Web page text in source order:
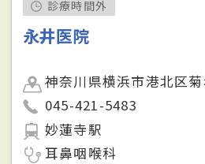
診療時間外
永井医院
神奈川県横浜市港北区
045-421-5483
妙蓮寺駅
耳鼻咽喉科